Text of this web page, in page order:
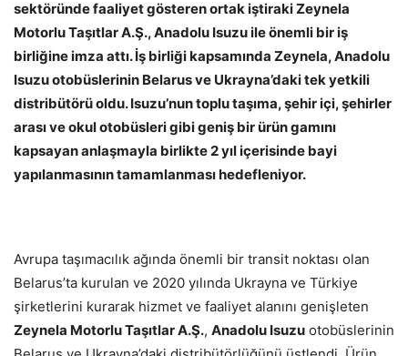
sektöründe faaliyet gösteren ortak iştiraki Zeynela
Motorlu Taşıtlar A.Ş., Anadolu Isuzu ile önemli bir iş
birliğine imza attı. İş birliği kapsamında Zeynela, Anadolu
Isuzu otobüslerinin Belarus ve Ukrayna’daki tek yetkili
distribütörü oldu. Isuzu’nun toplu taşıma, şehir içi, şehirler
arası ve okul otobüsleri gibi geniş bir ürün gamını
kapsayan anlaşmayla birlikte 2 yıl içerisinde bayi
yapılanmasının tamamlanması hedefleniyor.
Avrupa taşımacılık ağında önemli bir transit noktası olan
Belarus’ta kurulan ve 2020 yılında Ukrayna ve Türkiye
şirketlerini kurarak hizmet ve faaliyet alanını genişleten
Zeynela Motorlu Taşıtlar A.Ş., Anadolu Isuzu otobüslerinin